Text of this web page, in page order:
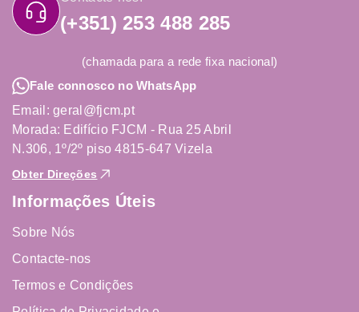
(+351) 253 488 285
(chamada para a rede fixa nacional)
Fale connosco no WhatsApp
Email: geral@fjcm.pt
Morada: Edifício FJCM - Rua 25 Abril
N.306, 1º/2º piso 4815-647 Vizela
Obter Direções
Informações Úteis
Sobre Nós
Contacte-nos
Termos e Condições